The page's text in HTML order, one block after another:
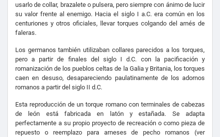
usarlo de collar, brazalete o pulsera, pero siempre con ánimo de lucir
su valor frente al enemigo. Hacia el siglo I a.C. era común en los
centuriones y otros oficiales, llevar torques colgando del arnés de
faleras.
Los germanos también utilizaban collares parecidos a los torques,
pero a partir de finales del siglo I d.C. con la pacificación y
romanización de los pueblos celtas de la Galia y Britania, los torques
caen en desuso, desapareciendo paulatinamente de los adornos
romanos a partir del siglo II d.C.
Esta reproducción de un torque romano con terminales de cabezas
de león está fabricada en latón y estañada. Se adapta
perfectamente a su propio proyecto de recreación o como pieza de
repuesto o reemplazo para arneses de pecho romanos (ver